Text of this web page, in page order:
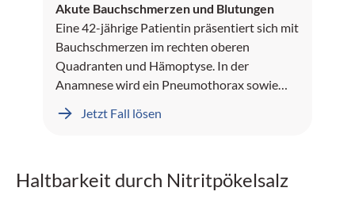
Akute Bauchschmerzen und Blutungen
Eine 42-jährige Patientin präsentiert sich mit
Bauchschmerzen im rechten oberen
Quadranten und Hämoptyse. In der
Anamnese wird ein Pneumothorax sowie
Leberblutungen dokumentiert.
Jetzt Fall lösen
Haltbarkeit durch Nitritpökelsalz